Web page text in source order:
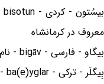
معروف در کرمانشاه
بیگاو - فارسی - bigāv - نام پهلوانی در داستان گرشاسب
بِیگلَر - ترکی - ba(e)yglar - امرا و بزرگان شهر